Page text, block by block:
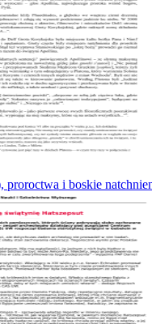
proroctwa i boskie